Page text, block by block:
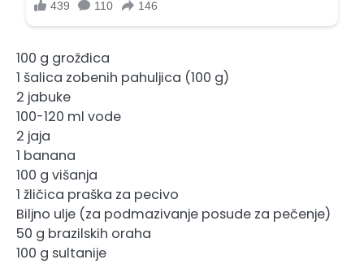
100 g grožđica
1 šalica zobenih pahuljica (100 g)
2 jabuke
100-120 ml vode
2 jaja
1 banana
100 g višanja
1 žličica praška za pecivo
Biljno ulje (za podmazivanje posude za pečenje)
50 g brazilskih oraha
100 g sultanije